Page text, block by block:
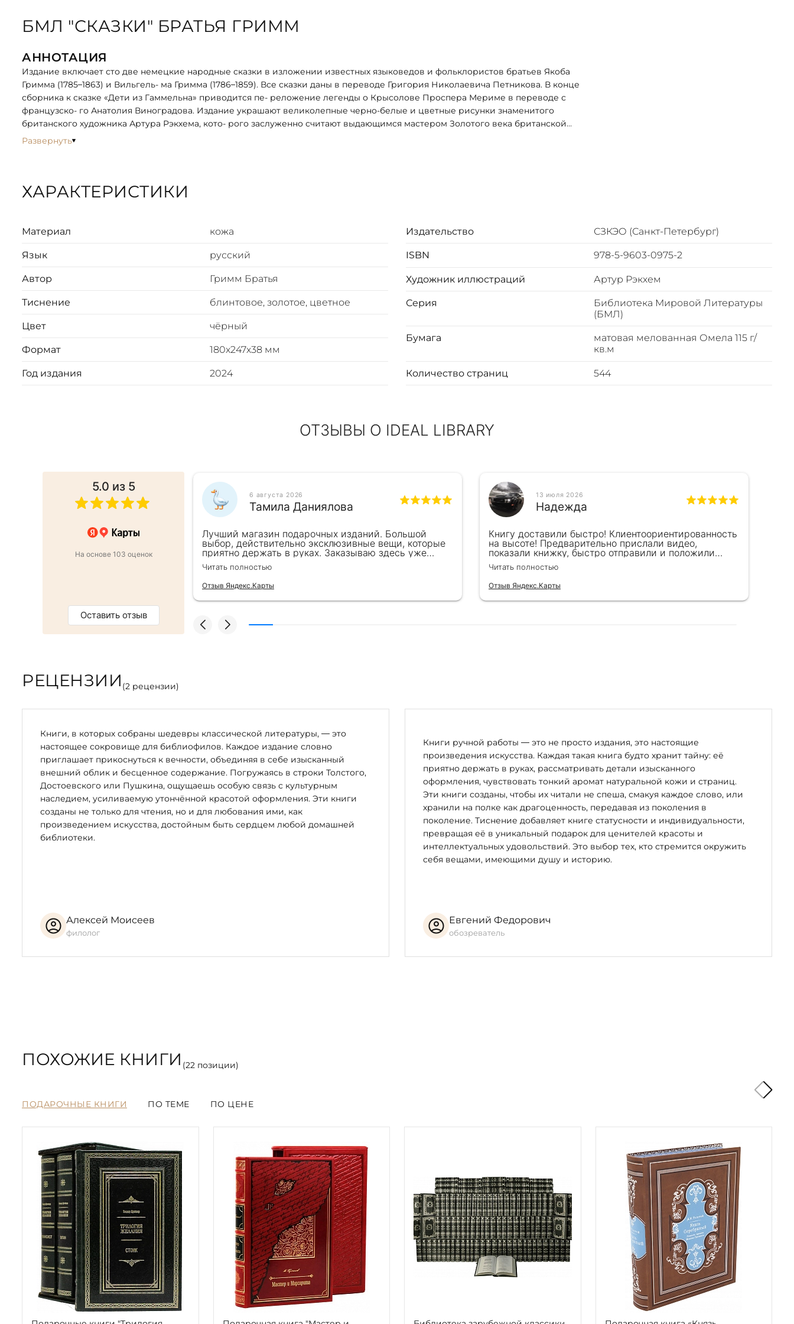
БМЛ "СКАЗКИ" БРАТЬЯ ГРИММ
АННОТАЦИЯ
Издание включает сто две немецкие народные сказки в изложении известных языковедов и фольклористов братьев Якоба
Гримма (1785–1863) и Вильгель- ма Гримма (1786–1859). Все сказки даны в переводе Григория Николаевича Петникова. В конце
сборника к сказке «Дети из Гаммельна» приводится пе- реложение легенды о Крысолове Проспера Мериме в переводе с
французско- го Анатолия Виноградова. Издание украшают великолепные черно-белые и цветные рисунки знаменитого
британского художника Артура Рэкхема, кото- рого заслуженно считают выдающимся мастером Золотого века британской
книжной иллюстрации.
Форзац из дизайнерской бумаги Malmero с тиснением орнамента золотой фольгой.
Обрез блока - золото с торшонированием.
Ляссе.
Вес 1570г
Развернуть
ХАРАКТЕРИСТИКИ
Материал кожа
Язык русский
Автор Гримм Братья
Тиснение блинтовое, золотое, цветное
Цвет чёрный
Формат 180х247х38 мм
Год издания 2024
Издательство СЗКЭО (Санкт-Петербург)
ISBN 978-5-9603-0975-2
Художник иллюстраций Артур Рэкхем
Серия
Библиотека Мировой Литературы
(БМЛ)
Бумага
матовая мелованная Омела 115 г/
кв.м
Количество страниц 544
ОТЗЫВЫ О IDEAL LIBRARY
5.0 из 5
На основе 103 оценок
Оставить отзыв
подарок коллеге. Менеджер
оформили заказ и доставку на
6 августа 2026
Тамила Даниялова
Лучший магазин подарочных изданий. Большой
выбор, действительно эксклюзивные вещи, которые
приятно держать в руках. Заказываю здесь уже
второй раз для бизнес-партнеров, всегда всё
безупречно — от общения с консультантами до
качества самих книг. Однозначно рекомендую
Читать полностью
Отзыв Яндекс.Карты
13 июля 2026
Надежда
Книгу доставили быстро! Клиентоориентированность
на высоте! Предварительно прислали видео,
показали книжку, быстро отправили и положили
подарочек) Спасибо!!!
Читать полностью
Отзыв Яндекс.Карты
РЕЦЕНЗИИ (2 рецензии)
Книги, в которых собраны шедевры классической литературы, — это
настоящее сокровище для библиофилов. Каждое издание словно
приглашает прикоснуться к вечности, объединяя в себе изысканный
внешний облик и бесценное содержание. Погружаясь в строки Толстого,
Достоевского или Пушкина, ощущаешь особую связь с культурным
наследием, усиливаемую утончённой красотой оформления. Эти книги
созданы не только для чтения, но и для любования ими, как
произведением искусства, достойным быть сердцем любой домашней
библиотеки.
Алексей Моисеев
филолог
Книги ручной работы — это не просто издания, это настоящие
произведения искусства. Каждая такая книга будто хранит тайну: её
приятно держать в руках, рассматривать детали изысканного
оформления, чувствовать тонкий аромат натуральной кожи и страниц.
Эти книги созданы, чтобы их читали не спеша, смакуя каждое слово, или
хранили на полке как драгоценность, передавая из поколения в
поколение. Тиснение добавляет книге статусности и индивидуальности,
превращая её в уникальный подарок для ценителей красоты и
интеллектуальных удовольствий. Это выбор тех, кто стремится окружить
себя вещами, имеющими душу и историю.
Евгений Федорович
обозреватель
ПОХОЖИЕ КНИГИ (22позиции)
ПОДАРОЧНЫЕ КНИГИ ПО ТЕМЕ ПО ЦЕНЕ